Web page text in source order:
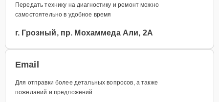
Передать технику на диагностику и ремонт можно
самостоятельно в удобное время
г. Грозный, пр. Мохаммеда Али, 2А
Email
Для отправки более детальных вопросов, а также
пожеланий и предложений